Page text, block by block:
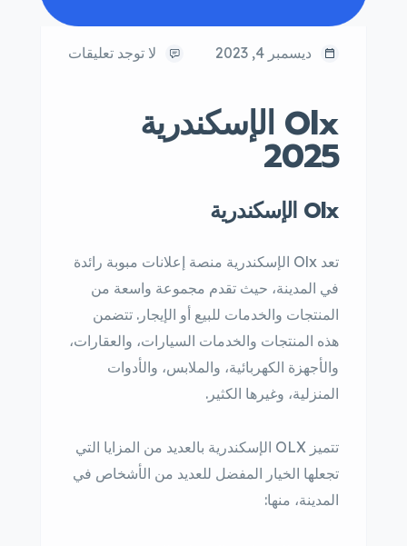
ديسمبر 4, 2023 لا توجد تعليقات
Olx الإسكندرية
2025
Olx الإسكندرية
تعد Olx الإسكندرية منصة إعلانات مبوبة رائدة
في المدينة، حيث تقدم مجموعة واسعة من
المنتجات والخدمات للبيع أو الإيجار. تتضمن
هذه المنتجات والخدمات السيارات، والعقارات،
والأجهزة الكهربائية، والملابس، والأدوات
المنزلية، وغيرها الكثير.
تتميز OLX الإسكندرية بالعديد من المزايا التي
تجعلها الخيار المفضل للعديد من الأشخاص في
المدينة، منها: